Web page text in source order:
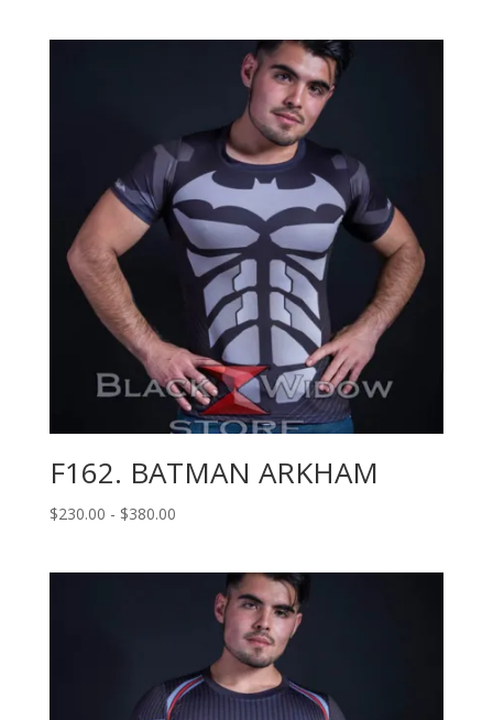
F162. BATMAN ARKHAM
$230.00 - $380.00Rango
$230.00
$380.00